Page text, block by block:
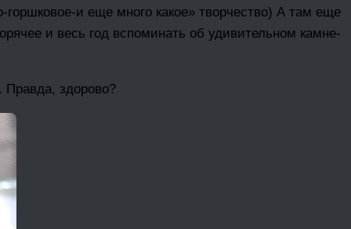
и еще много какое» творчество) А там еще
и весь год вспоминать об удивительном камне-
Правда, здорово?